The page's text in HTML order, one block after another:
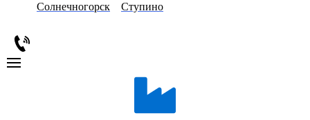
Солнечногорск
Ступино